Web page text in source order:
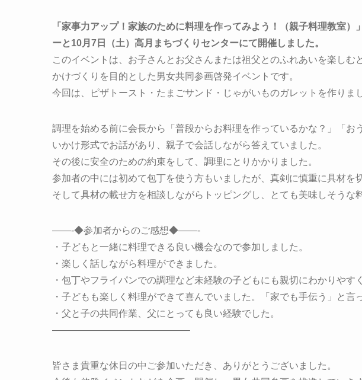
「家事力アップ！家族のために料理を作ってみよう！（親子料理教室
ーと10月7日（土）高月まちづくりセンターにて開催しました。
このイベントは、お子さんとお父さんまたは祖父とのふれあいを楽しむ
かけづくりを目的とした男女共同参画啓発イベントです。
今回は、ピザトースト・たまごサンド・じゃがいものガレットを作りま
調理を始める前に会長から「普段からお料理を作っているかな？」「お
いかけ形式でお話があり、親子で会話しながら答えていました。
その後に安全のための約束をして、調理にとりかかりました。
参加者の中には初めて包丁を使う方もいましたが、真剣に慎重に具材を
そして具材の載せ方を相談しながらトッピングし、とても美味しそうな
——-◆参加者からのご感想◆——-
・子どもと一緒に料理できる良い機会なので参加しました。
・楽しく話しながら料理ができました。
・包丁やフライパンでの調理など未経験の子どもにも親切にわかりやす
・子どもも楽しく料理ができて喜んでいました。「家でも手伝う」と言
・父と子の共同作業、父にとっても良い経験でした。
——————————————–
皆さま貴重な休日の中ご参加いただき、ありがとうございました。